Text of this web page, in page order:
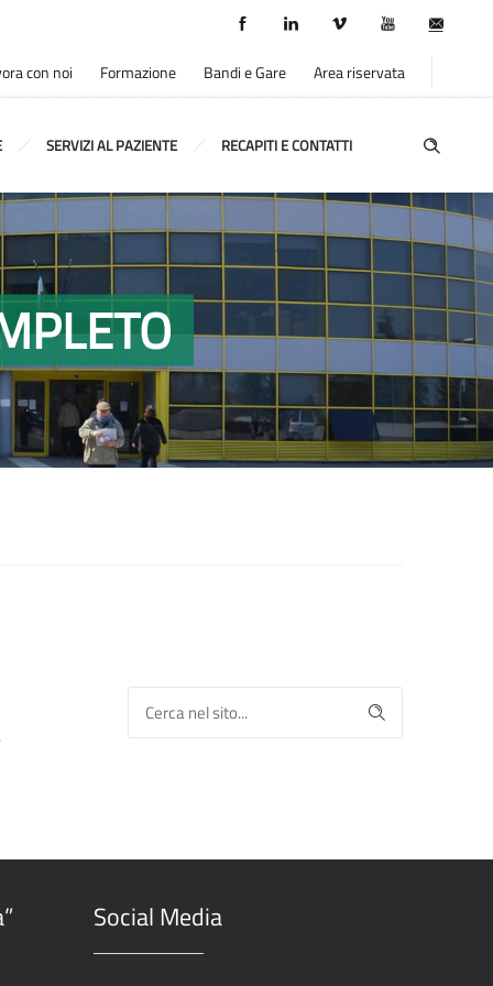
con noi Formazione Bandi e Gare Area riservata
SERVIZI AL PAZIENTE RECAPITI E CONTATTI
Social Media